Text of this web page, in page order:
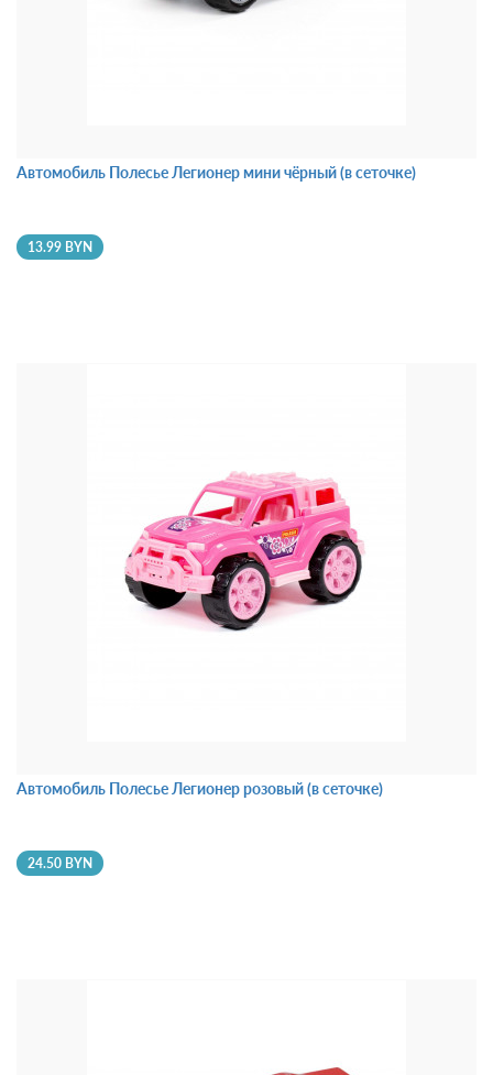
Автомобиль Полесье Легионер мини чёрный (в сеточке)
13.99 BYN
Автомобиль Полесье Легионер розовый (в сеточке)
24.50 BYN